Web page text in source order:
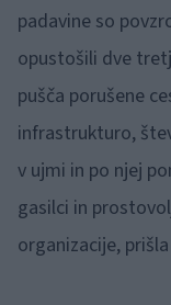
padavine so
opustošili dve
pušča porušene
infrastrukturo,
v ujmi in po njej
gasilci in
organizacije,